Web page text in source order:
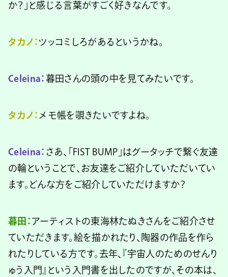
か？」と感じる言葉がすごく好きなんです。
タカノ：ツッコミしろがあるというかね。
Celeina： 暮田さんの頭の中を見てみたいです。
タカノ： メモ帳を覗きたいですよね。
Celeina： さあ、「FIST BUMP」はグータッチで繋ぐ友達
の輪ということで、お友達をご紹介していただいてい
ます。どんな方をご紹介していただけますか？
暮田： アーティストの東海林たぬきさんをご紹介させ
ていただきます。絵を描かれたり、陶器の作品を作ら
れたりしている方です。去年、『宇宙人のためのせんり
ゅう入門』という入門書を出したのですが、その本は、